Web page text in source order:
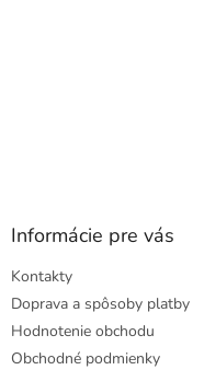
Informácie pre vás
Kontakty
Doprava a spôsoby platby
Hodnotenie obchodu
Obchodné podmienky